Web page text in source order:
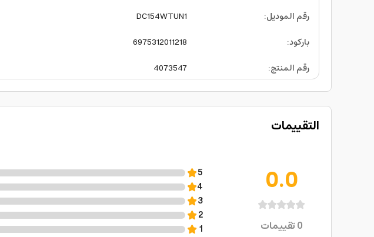
رقم الموديل:
DC154WTUN1
باركود:
6975312011218
رقم المنتج:
4073547
التقييمات
0.0
0تقييمات
5
4
3
2
1